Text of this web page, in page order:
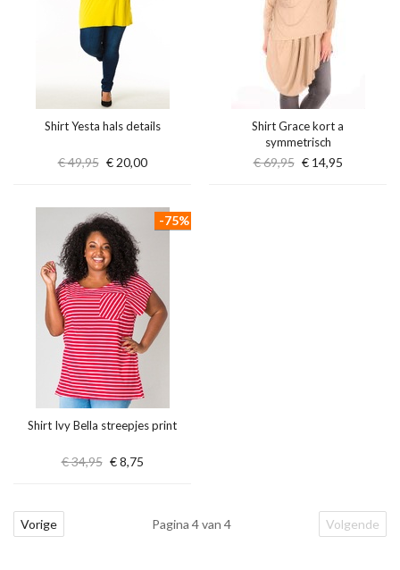
Shirt Yesta hals details
€ 49,95 € 20,00
Shirt Grace kort a
symmetrisch
€ 69,95 € 14,95
Shirt Ivy Bella streepjes print
€ 34,95 € 8,75
-75%
Vorige Pagina 4 van 4 Volgende